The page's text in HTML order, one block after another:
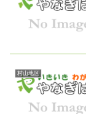
村山地区